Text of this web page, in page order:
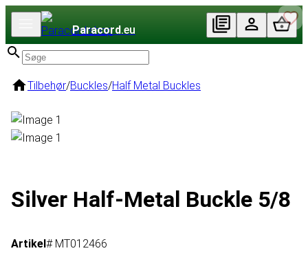
Paracord.eu
Tilbehør/Buckles/Half Metal Buckles
Silver Half-Metal Buckle 5/8
Artikel# MT012466